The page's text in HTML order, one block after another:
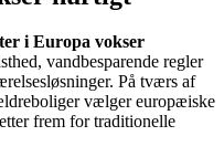
i Europa vokser
vandbesparende regler
På tværs af
vælger europæiske
frem for traditionelle